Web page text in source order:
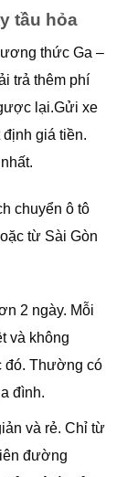
tầu hỏa
thức Ga –
trả thêm phí
lại.Gửi xe
giá tiền.
chuyển ô tô
từ Sài Gòn
2 ngày. Mỗi
và không
đó. Thường có
đình.
và rẻ. Chỉ từ
đường